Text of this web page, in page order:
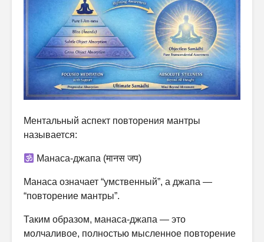
Ментальный аспект повторения мантры
называется:
Манаса-джапа (मानस जप)
Манаса означает “умственный”, а джапа —
“повторение мантры”.
Таким образом, манаса-джапа — это
молчаливое, полностью мысленное повторение